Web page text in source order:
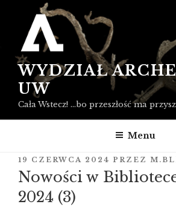
treści
WYDZIAŁ
UW
Cała Wstecz! …bo przeszłość ma
Menu
OPUBLIKOWANE
W
19 CZERWCA 2024 PRZEZ
Nowości w
2024 (3)